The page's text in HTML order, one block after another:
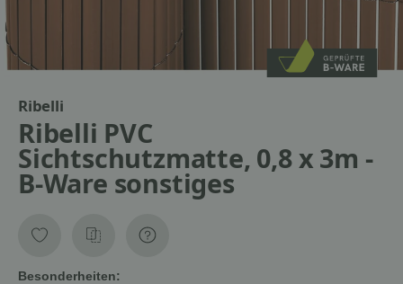
Ribelli
Ribelli PVC
Sichtschutzmatte, 0,8 x 3m -
B-Ware sonstiges
Besonderheiten: